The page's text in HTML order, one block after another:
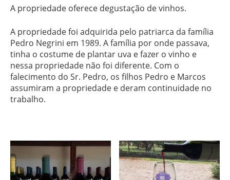
A propriedade oferece degustação de vinhos.
A propriedade foi adquirida pelo patriarca da família
Pedro Negrini em 1989. A família por onde passava,
tinha o costume de plantar uva e fazer o vinho e
nessa propriedade não foi diferente. Com o
falecimento do Sr. Pedro, os filhos Pedro e Marcos
assumiram a propriedade e deram continuidade no
trabalho.